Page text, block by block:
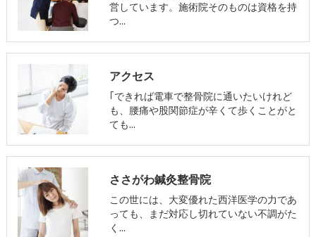
営しています。施術院そのものは資格を持
つ…
アクセス
｢できれば電車で整骨院に通いたいけれど
も、腰痛や股関節症が辛くて歩くことがと
ても…
ささがわ鍼灸整骨院
この世には、大変優れた西洋医学の力であ
っても、まだ対応し切れていない不調がた
く…